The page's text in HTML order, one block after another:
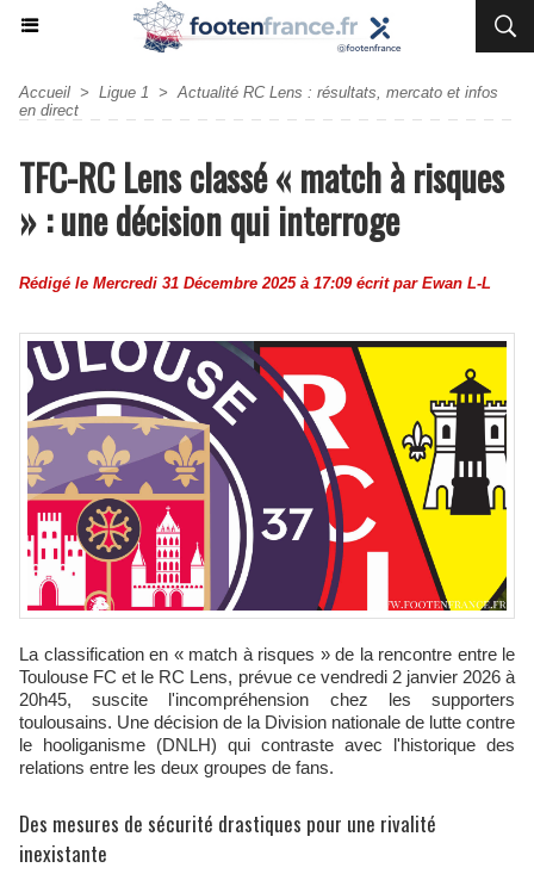
Accueil > Ligue 1 > Actualité RC Lens : résultats, mercato et infos
en direct
TFC-RC Lens classé « match à risques
» : une décision qui interroge
Rédigé le Mercredi 31 Décembre 2025 à 17:09 écrit par Ewan L-L
La classification en « match à risques » de la rencontre entre le
Toulouse FC et le RC Lens, prévue ce vendredi 2 janvier 2026 à
20h45, suscite l'incompréhension chez les supporters
toulousains. Une décision de la Division nationale de lutte contre
le hooliganisme (DNLH) qui contraste avec l'historique des
relations entre les deux groupes de fans.
Des mesures de sécurité drastiques pour une rivalité
inexistante